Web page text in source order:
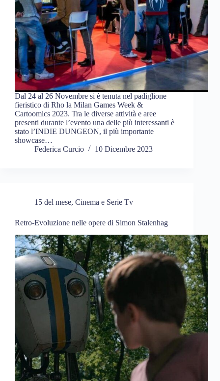
Dal 24 al 26 Novembre si è tenuta nel padiglione
fieristico di Rho la Milan Games Week &
Cartoomics 2023. Tra le diverse attività e aree
presenti durante l’evento una delle più interessanti è
stato l’INDIE DUNGEON, il più importante
showcase…
Federica Curcio
10 Dicembre 2023
15 del mese, Cinema e Serie Tv
Retro-Evoluzione nelle opere di Simon Stalenhag